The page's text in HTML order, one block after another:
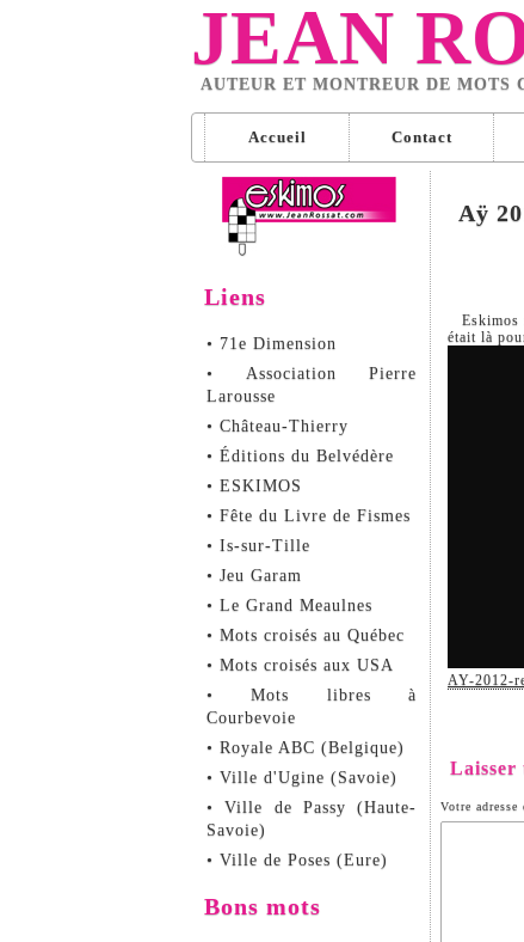
Accueil Contact
JEAN
AUTEUR ET MONTREUR DE MOTS
Aÿ
était là
AY-2012-
Laisser
Votre adresse
Liens
• 71e Dimension
• Association Pierre
Larousse
• Château-Thierry
• Éditions du Belvédère
• ESKIMOS
• Fête du Livre de Fismes
• Is-sur-Tille
• Jeu Garam
• Le Grand Meaulnes
• Mots croisés au Québec
• Mots croisés aux USA
• Mots libres à
Courbevoie
• Royale ABC (Belgique)
• Ville d'Ugine (Savoie)
• Ville de Passy (Haute-
Savoie)
• Ville de Poses (Eure)
Bons mots